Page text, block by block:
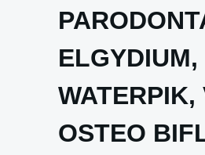
ELGYDIUM,
WATERPIK,
OSTEO